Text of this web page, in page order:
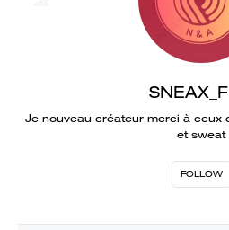
Je nouveau créateur merci à ceux
et sweat
FOLLOW